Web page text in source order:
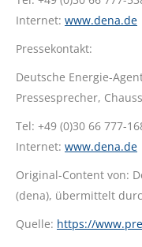
Internet: www.dena.de
Pressekontakt:
Deutsche Energie-
Pressesprecher,
Tel: +49 (0)30 66 777-
Internet: www.dena.de
Original-Content von:
(dena), übermittelt
Quelle: https://